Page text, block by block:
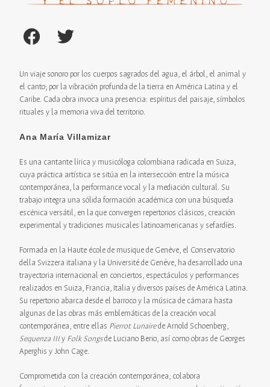
Un viaje sonoro por los cuerpos sagrados del agua, el árbol, el animal y
el canto; por la vibración profunda de la tierra en América Latina y el
Caribe. Cada obra invoca una presencia: espíritus del paisaje, símbolos
rituales y la memoria viva del territorio.
Ana María Villamizar
Es una cantante lírica y musicóloga colombiana radicada en Suiza,
cuya práctica artística se sitúa en la intersección entre la música
contemporánea, la performance vocal y la mediación cultural. Su
trabajo integra una sólida formación académica con una búsqueda
escénica versátil, en la que convergen repertorios clásicos, creación
experimental y tradiciones musicales latinoamericanas y sefardíes.
Formada en la Haute école de musique de Genève, el Conservatorio
della Svizzera italiana y la Université de Genève, ha desarrollado una
trayectoria internacional en conciertos, espectáculos y performances
realizados en Suiza, Francia, Italia y diversos países de América Latina.
Su repertorio abarca desde el barroco y la música de cámara hasta
algunas de las obras más emblemáticas de la creación vocal
contemporánea, entre ellas Pierrot Lunairede Arnold Schoenberg,
Sequenza IIIy Folk Songsde Luciano Berio, así como obras de Georges
Aperghis y John Cage.
Comprometida con la creación contemporánea, colabora